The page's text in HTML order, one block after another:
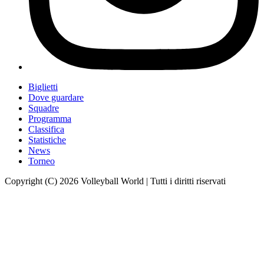
Biglietti
Dove guardare
Squadre
Programma
Classifica
Statistiche
News
Torneo
Copyright (C) 2026 Volleyball World | Tutti i diritti riservati